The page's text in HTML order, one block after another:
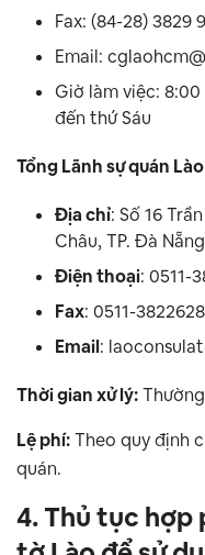
Fax: (84-28) 3829
Email:
Giờ làm việc: 8:00
đến thứ Sáu
Tổng Lãnh sự quán
Địa chỉ: Số 16
Châu, TP. Đà Nẵng
Điện thoại: 0511-
Fax: 0511-3822628
Email:
Thời gian xử lý:
Lệ phí:Theo quy định
quán.
4. Thủ tục hợp